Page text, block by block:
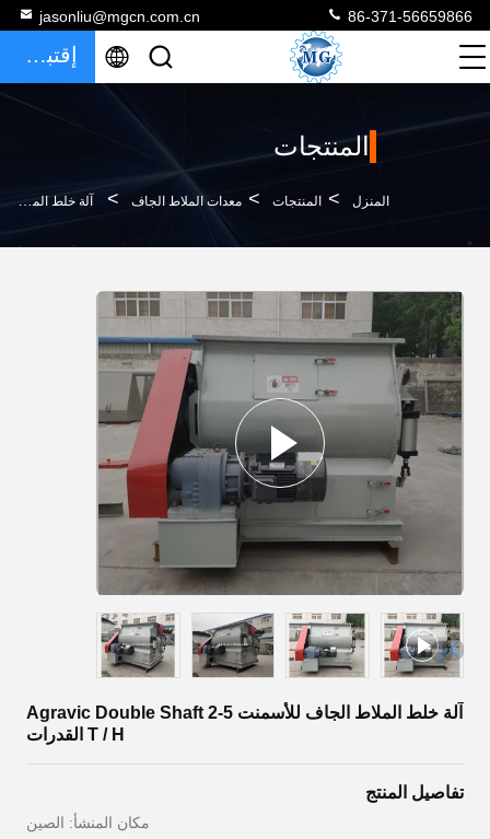
jasonliu@mgcn.com.cn 86-371-56659866
إقتباس
المنتجات
المنزل > المنتجات > معدات الملاط الجاف > آلة خلط الملاط الجاف للأسمنت Agravic Double Shaft 2-5 T / H القدرات
آلة خلط الملاط الجاف للأسمنت Agravic Double Shaft 2-5
T / H القدرات
تفاصيل المنتج
مكان المنشأ: الصين